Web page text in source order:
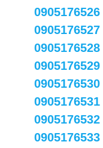
0905176526
0905176527
0905176528
0905176529
0905176530
0905176531
0905176532
0905176533